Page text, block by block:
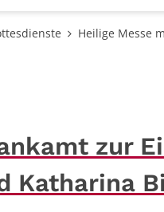
Heilige Messe
zur
Katharina